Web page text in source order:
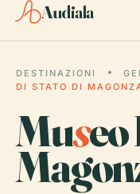
Audiala
DESTINAZIONI
DI STATO DI
Museo